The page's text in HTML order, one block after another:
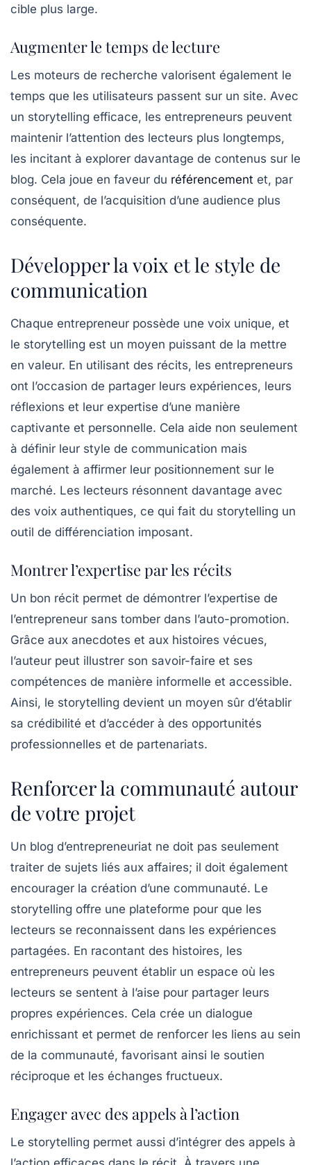
cible plus large.
Augmenter le temps de lecture
Les moteurs de recherche valorisent également le
temps que les utilisateurs passent sur un site. Avec
un storytelling efficace, les entrepreneurs peuvent
maintenir l’attention des lecteurs plus longtemps,
les incitant à explorer davantage de contenus sur le
blog. Cela joue en faveur du référencement et, par
conséquent, de l’acquisition d’une audience plus
conséquente.
Développer la voix et le style de
communication
Chaque entrepreneur possède une voix unique, et
le storytelling est un moyen puissant de la mettre
en valeur. En utilisant des récits, les entrepreneurs
ont l’occasion de partager leurs expériences, leurs
réflexions et leur expertise d’une manière
captivante et personnelle. Cela aide non seulement
à définir leur style de communication mais
également à affirmer leur positionnement sur le
marché. Les lecteurs résonnent davantage avec
des voix authentiques, ce qui fait du storytelling un
outil de différenciation imposant.
Montrer l’expertise par les récits
Un bon récit permet de démontrer l’expertise de
l’entrepreneur sans tomber dans l’auto-promotion.
Grâce aux anecdotes et aux histoires vécues,
l’auteur peut illustrer son savoir-faire et ses
compétences de manière informelle et accessible.
Ainsi, le storytelling devient un moyen sûr d’établir
sa crédibilité et d’accéder à des opportunités
professionnelles et de partenariats.
Renforcer la communauté autour
de votre projet
Un blog d’entrepreneuriat ne doit pas seulement
traiter de sujets liés aux affaires; il doit également
encourager la création d’une communauté. Le
storytelling offre une plateforme pour que les
lecteurs se reconnaissent dans les expériences
partagées. En racontant des histoires, les
entrepreneurs peuvent établir un espace où les
lecteurs se sentent à l’aise pour partager leurs
propres expériences. Cela crée un dialogue
enrichissant et permet de renforcer les liens au sein
de la communauté, favorisant ainsi le soutien
réciproque et les échanges fructueux.
Engager avec des appels à l’action
Le storytelling permet aussi d’intégrer des appels à